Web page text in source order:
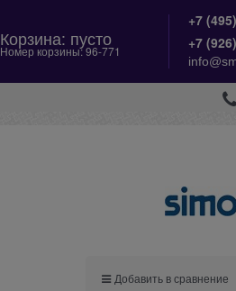
Корзина: пусто
Номер корзины: 96-771
+7
+7
Добавить в сравнение